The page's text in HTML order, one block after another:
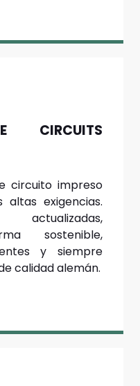
CIRCUITS
circuito impreso
exigencias.
actualizadas,
sostenible,
y siempre
calidad alemán.